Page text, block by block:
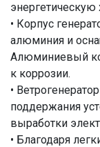
энергетическую
• Корпус
алюминия и
Алюминиевый
к коррозии.
•
поддержания
выработки
• Благодаря